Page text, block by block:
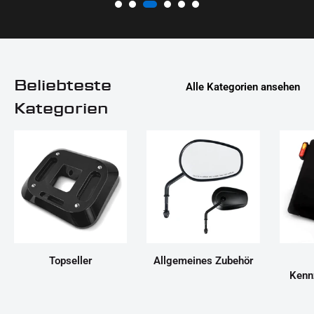
Beliebteste
Kategorien
Alle Kategorien ansehen
Topseller
Allgemeines Zubehör